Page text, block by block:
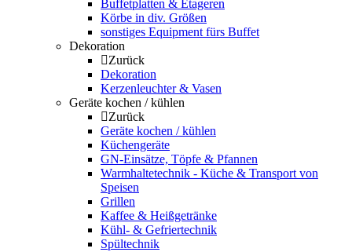
Buffetplatten & Etageren
Körbe in div. Größen
sonstiges Equipment fürs Buffet
Dekoration
Zurück
Dekoration
Kerzenleuchter & Vasen
Geräte kochen / kühlen
Zurück
Geräte kochen / kühlen
Küchengeräte
GN-Einsätze, Töpfe & Pfannen
Warmhaltetechnik - Küche & Transport von
Speisen
Grillen
Kaffee & Heißgetränke
Kühl- & Gefriertechnik
Spültechnik